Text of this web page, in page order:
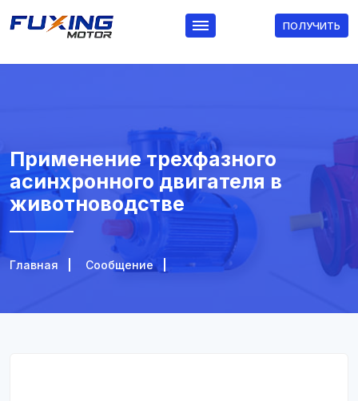
ПОЛУЧИТЬ
Применение трехфазного
асинхронного двигателя в
животноводстве
Главная Сообщение